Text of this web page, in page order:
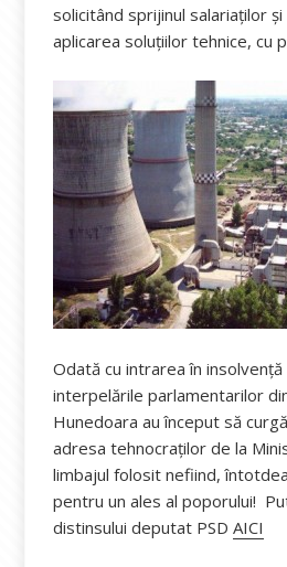
solicitând sprijinul salariaților
aplicarea soluțiilor tehnice, cu
Odată cu intrarea în insolvență
interpelările parlamentarilor
Hunedoara au început să
adresa tehnocraților de la
limbajul folosit nefiind,
pentru un ales al poporului!
distinsului deputat PSDAICI